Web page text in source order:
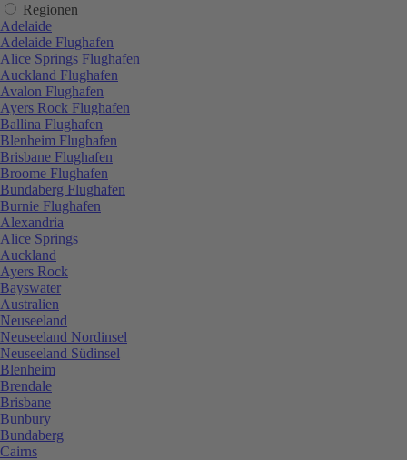
Regionen
Adelaide
Adelaide Flughafen
Alice Springs Flughafen
Auckland Flughafen
Avalon Flughafen
Ayers Rock Flughafen
Ballina Flughafen
Blenheim Flughafen
Brisbane Flughafen
Broome Flughafen
Bundaberg Flughafen
Burnie Flughafen
Alexandria
Alice Springs
Auckland
Ayers Rock
Bayswater
Australien
Neuseeland
Neuseeland Nordinsel
Neuseeland Südinsel
Blenheim
Brendale
Brisbane
Bunbury
Bundaberg
Cairns